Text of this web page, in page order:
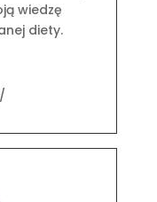
wiedzę
diety.